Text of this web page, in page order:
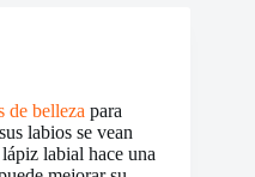
de belleza para
labios se vean
labial hace una